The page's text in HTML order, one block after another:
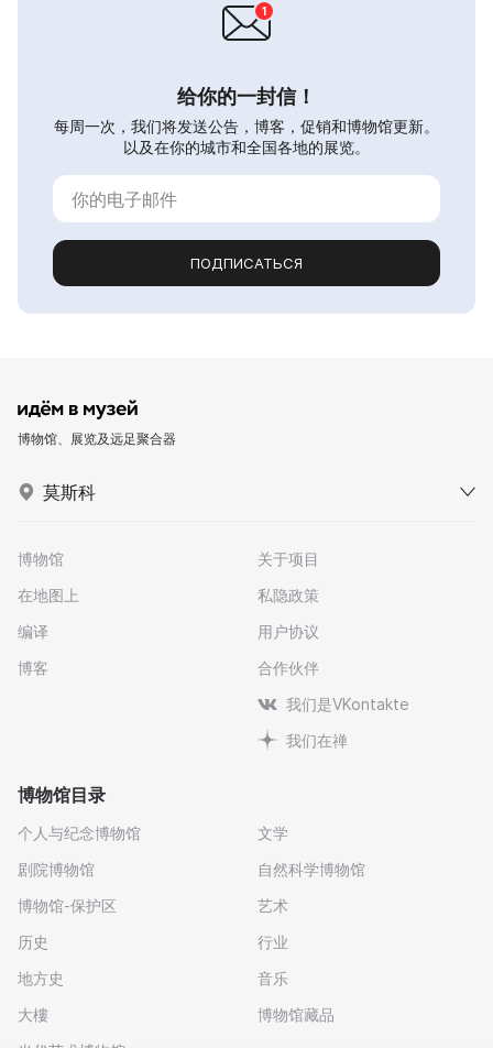
给你的一封信！
每周一次，我们将发送公告，博客，促销和博物馆更新。
以及在你的城市和全国各地的展览。
ПОДПИСАТЬСЯ
博物馆、展览及远足聚合器
莫斯科
博物馆
在地图上
编译
博客
关于项目
私隐政策
用户协议
合作伙伴
我们是VKontakte
我们在禅
博物馆目录
个人与纪念博物馆
剧院博物馆
博物馆-保护区
历史
地方史
大樓
文学
自然科学博物馆
艺术
行业
音乐
博物馆藏品